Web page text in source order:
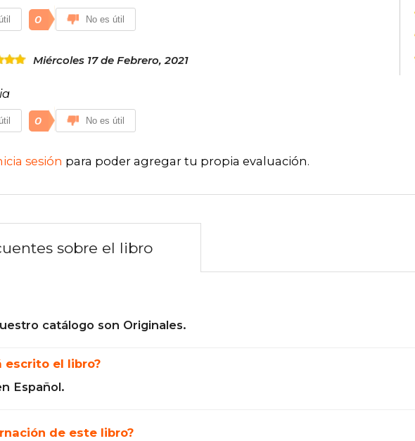
0 No es útil
Miércoles 17 de Febrero, 2021
0 No es útil
sesión para poder agregar tu propia evaluación.
sobre el libro
catálogo son Originales.
escrito el libro?
Español.
de este libro?